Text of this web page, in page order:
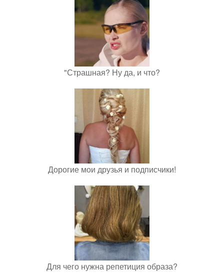
"Страшная? Ну да, и что?
Дорогие мои друзья и подписчики!
Для чего нужна репетиция образа?